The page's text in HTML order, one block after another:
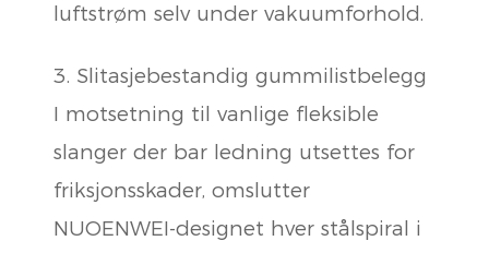
luftstrøm selv under vakuumforhold.
3. Slitasjebestandig gummilistbelegg
I motsetning til vanlige fleksible
slanger der bar ledning utsettes for
friksjonsskader, omslutter
NUOENWEI-designet hver stålspiral i